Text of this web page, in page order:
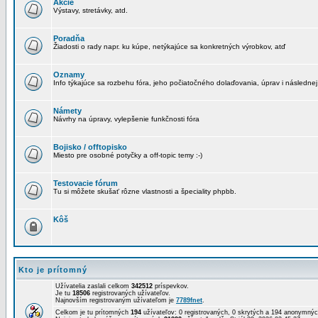
Akcie
Výstavy, stretávky, atd.
Poradňa
Žiadosti o rady napr. ku kúpe, netýkajúce sa konkretných výrobkov, atď
Oznamy
Info týkajúce sa rozbehu fóra, jeho počiatočného dolaďovania, úprav i následnej
Námety
Návrhy na úpravy, vylepšenie funkčnosti fóra
Bojisko / offtopisko
Miesto pre osobné potyčky a off-topic temy :-)
Testovacie fórum
Tu si môžete skušať rôzne vlastnosti a špeciality phpbb.
Kôš
Kto je prítomný
Užívatelia zaslali celkom 342512 príspevkov.
Je tu 18506 registrovaných užívateľov.
Najnovším registrovaným užívateľom je 7789fnet.
Celkom je tu prítomných 194 užívateľov: 0 registrovaných, 0 skrytých a 194